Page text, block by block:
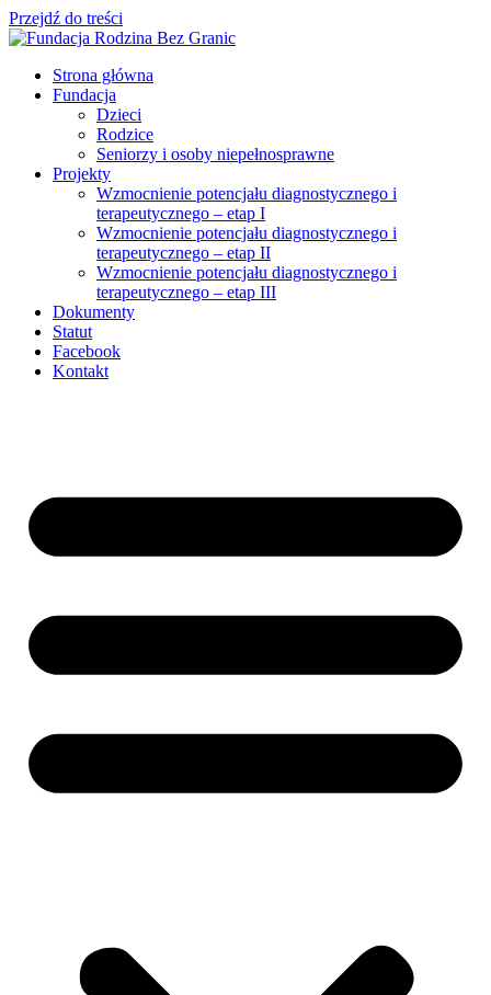
Przejdź do treści
Strona główna
Fundacja
Dzieci
Rodzice
Seniorzy i osoby niepełnosprawne
Projekty
Wzmocnienie potencjału diagnostycznego i
terapeutycznego – etap I
Wzmocnienie potencjału diagnostycznego i
terapeutycznego – etap II
Wzmocnienie potencjału diagnostycznego i
terapeutycznego – etap III
Dokumenty
Statut
Facebook
Kontakt